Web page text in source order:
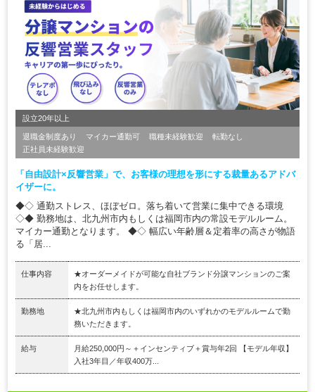
設立20年以上
退職金制度あり マイカー通勤可 職種未経験歓迎
転勤なし
正社員未経験歓迎
「自由設計×反響営業」で、お客様の理想を形にする裁量あるアドバ
イザーに。
◆◇ 通勤ストレス、ほぼゼロ。落ち着いて営業に集中できる環境
◇◆ 勤務地は、北九州市内もしくは福岡市内の常設モデルルーム。
マイカー通勤となります。 ◆◇ 幅広い年齢層＆定着率の高さが物語
る「居...
仕事内容
★オーダーメイドが可能な自社ブランド分譲マンションのご案
内をお任せします。
勤務地
★北九州市内もしくは福岡市内のいずれかのモデルルームで勤
務いただきます。
給与
月給250,000円～＋インセンティブ＋賞与年2回 【モデル年収】
入社3年目／年収400万...